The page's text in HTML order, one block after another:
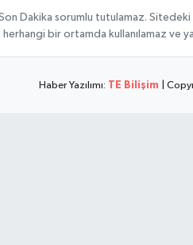
Dakika sorumlu tutulamaz.
bir ortamda kullanılamaz ve
Haber Yazılımı: TE Bilişim |